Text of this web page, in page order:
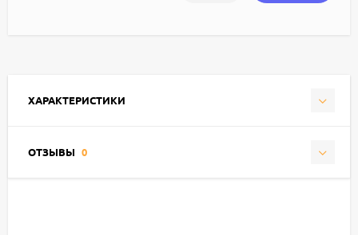
ХАРАКТЕРИСТИКИ
ОТЗЫВЫ 0